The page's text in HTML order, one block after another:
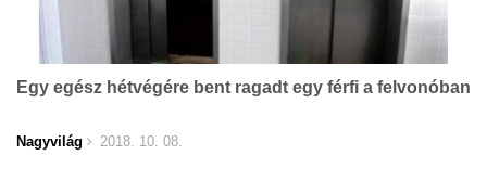
Egy egész hétvégére bent ragadt egy férfi a felvonóban
Nagyvilág 2018. 10. 08.